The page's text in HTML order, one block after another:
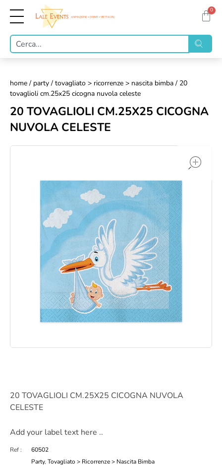
0
home / party / tovagliato > ricorrenze > nascita bimba / 20
tovaglioli cm.25x25 cicogna nuvola celeste
20 TOVAGLIOLI CM.25X25 CICOGNA
NUVOLA CELESTE
20 TOVAGLIOLI CM.25X25 CICOGNA NUVOLA
CELESTE
Add your label text here ..
Ref :
60502
Party, Tovagliato > Ricorrenze > Nascita Bimba